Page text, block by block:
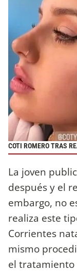
COTI ROMERO TRAS
La joven
después y el
embargo, no
realiza este
Corrientes
mismo
el tratamiento